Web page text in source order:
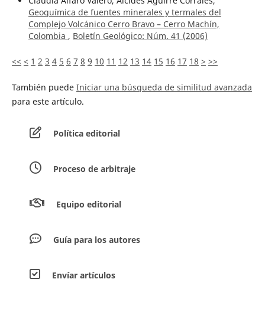
Geoquímica de fuentes minerales y termales del
Complejo Volcánico Cerro Bravo – Cerro Machín,
Colombia , Boletín Geológico: Núm. 41 (2006)
<< < 1 2 3 4 5 6 7 8 9 10 11 12 13 14 15 16 17 18 > >>
También puede Iniciar una búsqueda de similitud avanzada
para este artículo.
Política editorial
Proceso de arbitraje
Equipo editorial
Guía para los autores
Envíar artículos